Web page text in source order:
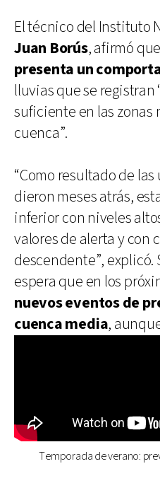
El técnico del Instituto
Juan Borús, afirmó
presenta un
lluvias que se
suficiente en las zonas
cuenca”.
“Como resultado de
dieron meses atrás,
inferior con niveles
valores de alerta y con
descendente”, explicó.
espera que en los
nuevos eventos de
cuenca media,
Temporada de verano: